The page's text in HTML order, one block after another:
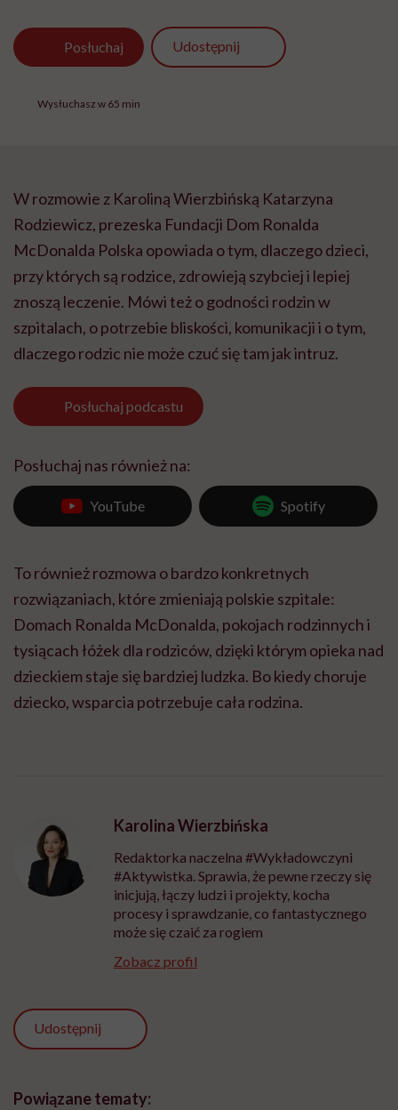
Posłuchaj Udostępnij
Wysłuchasz w 65 min
W rozmowie z Karoliną Wierzbińską Katarzyna
Rodziewicz, prezeska Fundacji Dom Ronalda
McDonalda Polska opowiada o tym, dlaczego dzieci,
przy których są rodzice, zdrowieją szybciej i lepiej
znoszą leczenie. Mówi też o godności rodzin w
szpitalach, o potrzebie bliskości, komunikacji i o tym,
dlaczego rodzic nie może czuć się tam jak intruz.
Posłuchaj podcastu
Posłuchaj nas również na:
YouTube Spotify
To również rozmowa o bardzo konkretnych
rozwiązaniach, które zmieniają polskie szpitale:
Domach Ronalda McDonalda, pokojach rodzinnych i
tysiącach łóżek dla rodziców, dzięki którym opieka nad
dzieckiem staje się bardziej ludzka. Bo kiedy choruje
dziecko, wsparcia potrzebuje cała rodzina.
Karolina Wierzbińska
Redaktorka naczelna #Wykładowczyni
#Aktywistka. Sprawia, że pewne rzeczy się
inicjują, łączy ludzi i projekty, kocha
procesy i sprawdzanie, co fantastycznego
może się czaić za rogiem
Zobacz profil
Udostępnij
Powiązane tematy: